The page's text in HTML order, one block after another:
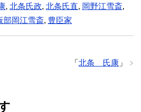
, 北条氏政, 北条氏直, 岡野江雪斎,
部岡江雪斎, 豊臣家
「 北条 氏康 」